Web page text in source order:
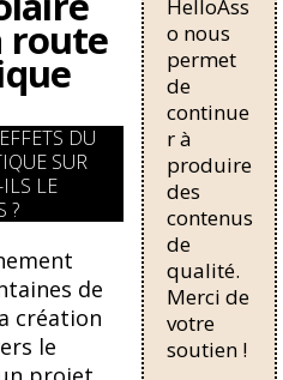
route
DU
SUR
LE
?
de
création
le
pour une
régularisati
on,
passant de
trois...
HelloAss
o nous
permet
de
continue
r à
produire
des
contenus
de
qualité.
Merci de
votre
soutien !